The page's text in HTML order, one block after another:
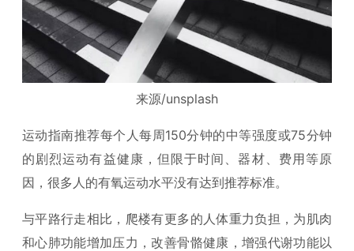
来源/unsplash
运动指南推荐每个人每周150分钟的中等强度或75分钟
的剧烈运动有益健康，但限于时间、器材、费用等原
因，很多人的有氧运动水平没有达到推荐标准。
与平路行走相比，爬楼有更多的人体重力负担，为肌肉
和心肺功能增加压力，改善骨骼健康，增强代谢功能以